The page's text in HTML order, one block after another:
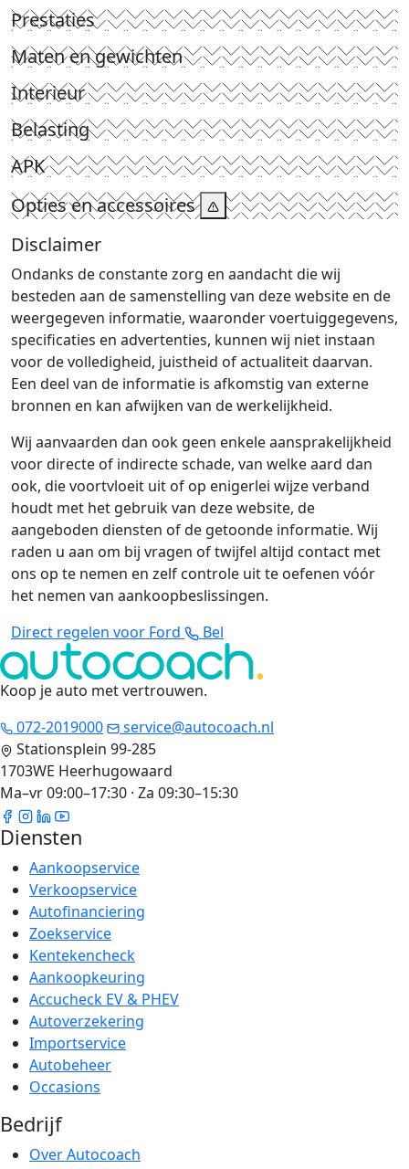
Prestaties
Maten en gewichten
Interieur
Belasting
APK
Opties en accessoires
Disclaimer
Ondanks de constante zorg en aandacht die wij
besteden aan de samenstelling van deze website en de
weergegeven informatie, waaronder voertuiggegevens,
specificaties en advertenties, kunnen wij niet instaan
voor de volledigheid, juistheid of actualiteit daarvan.
Een deel van de informatie is afkomstig van externe
bronnen en kan afwijken van de werkelijkheid.
Wij aanvaarden dan ook geen enkele aansprakelijkheid
voor directe of indirecte schade, van welke aard dan
ook, die voortvloeit uit of op enigerlei wijze verband
houdt met het gebruik van deze website, de
aangeboden diensten of de getoonde informatie. Wij
raden u aan om bij vragen of twijfel altijd contact met
ons op te nemen en zelf controle uit te oefenen vóór
het nemen van aankoopbeslissingen.
Direct regelen voor Ford
Bel
Koop je auto met vertrouwen.
072-2019000
service@autocoach.nl
Stationsplein 99-285
1703WE Heerhugowaard
Ma–vr 09:00–17:30 · Za 09:30–15:30
Diensten
Aankoopservice
Verkoopservice
Autofinanciering
Zoekservice
Kentekencheck
Aankoopkeuring
Accucheck EV & PHEV
Autoverzekering
Importservice
Autobeheer
Occasions
Bedrijf
Over Autocoach